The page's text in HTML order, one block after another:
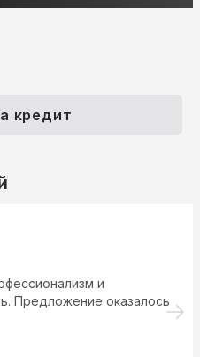
кредит
и
Предложение оказалось